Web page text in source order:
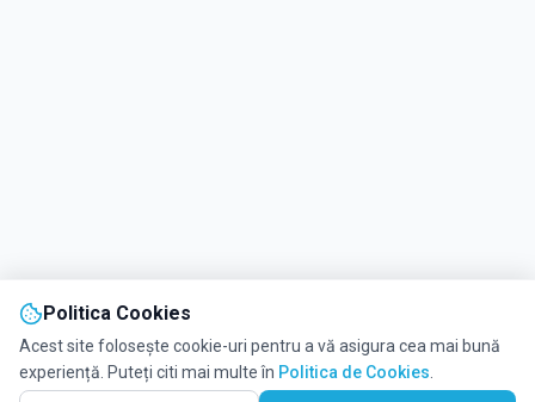
Politica Cookies
Acest site folosește cookie-uri pentru a vă asigura cea mai bună
experiență. Puteți citi mai multe în Politica de Cookies